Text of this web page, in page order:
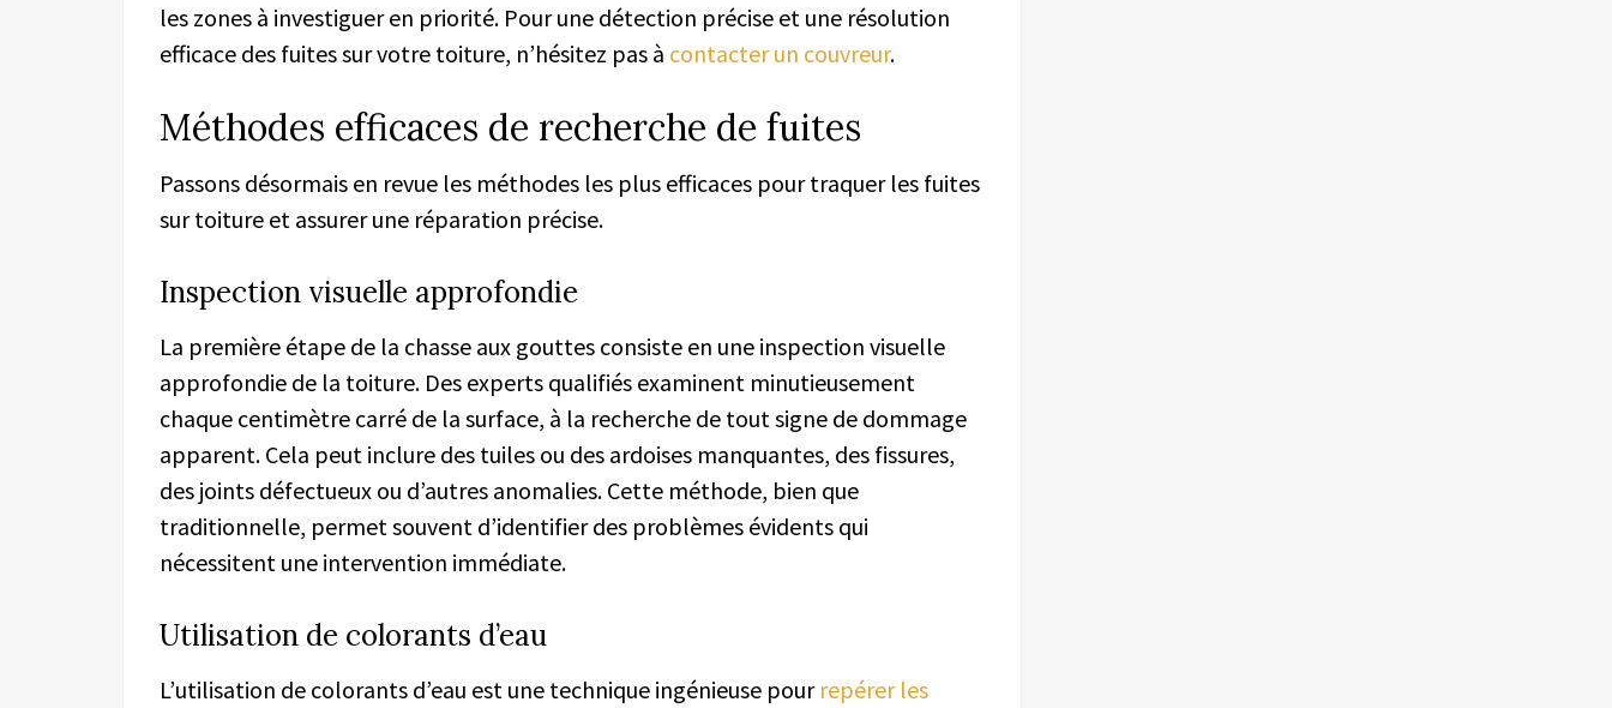
les zones à investiguer en priorité. Pour une détection précise et une résolution
efficace des fuites sur votre toiture, n’hésitez pas à contacter un couvreur.
Méthodes efficaces de recherche de fuites
Passons désormais en revue les méthodes les plus efficaces pour traquer les fuites
sur toiture et assurer une réparation précise.
Inspection visuelle approfondie
La première étape de la chasse aux gouttes consiste en une inspection visuelle
approfondie de la toiture. Des experts qualifiés examinent minutieusement
chaque centimètre carré de la surface, à la recherche de tout signe de dommage
apparent. Cela peut inclure des tuiles ou des ardoises manquantes, des fissures,
des joints défectueux ou d’autres anomalies. Cette méthode, bien que
traditionnelle, permet souvent d’identifier des problèmes évidents qui
nécessitent une intervention immédiate.
Utilisation de colorants d’eau
L’utilisation de colorants d’eau est une technique ingénieuse pour repérer les